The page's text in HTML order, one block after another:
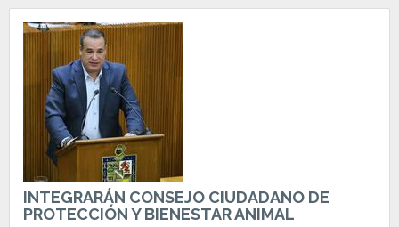
INTEGRARÁN CONSEJO CIUDADANO DE
PROTECCIÓN Y BIENESTAR ANIMAL